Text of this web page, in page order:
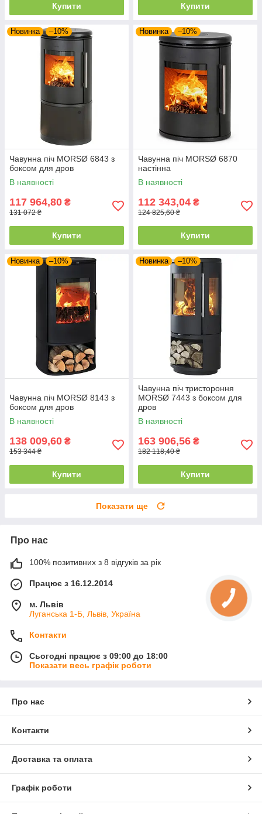
Купити Купити
Новинка –10%
Чавунна піч MORSØ 6843 з
боксом для дров
В наявності
117 964,80 ₴
131 072 ₴
Купити
Новинка –10%
Чавунна піч MORSØ 6870
настінна
В наявності
112 343,04 ₴
124 825,60 ₴
Купити
Новинка –10%
Чавунна піч MORSØ 8143 з
боксом для дров
В наявності
138 009,60 ₴
153 344 ₴
Купити
Новинка –10%
Чавунна піч тристороння
MORSØ 7443 з боксом для
дров
В наявності
163 906,56 ₴
182 118,40 ₴
Купити
Показати ще
Про нас
100% позитивних з 8 відгуків за рік
Працює з 16.12.2014
м. Львів
Луганська 1-Б, Львів, Україна
Контакти
Сьогодні працює з 09:00 до 18:00
Показати весь графік роботи
Про нас
Контакти
Доставка та оплата
Графік роботи